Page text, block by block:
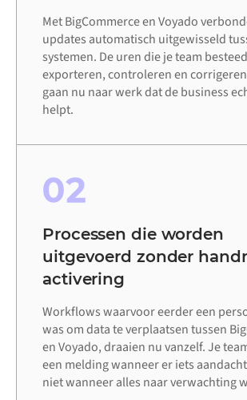
Met BigCommerce en Voyado
updates automatisch uitgewisseld
systemen. De uren die je team
exporteren, controleren en
gaan nu naar werk dat de business
helpt.
02
Processen die worden
uitgevoerd zonder
activering
Workflows waarvoor eerder een
was om data te verplaatsen tussen
en Voyado, draaien nu vanzelf. Je
een melding wanneer er iets
niet wanneer alles naar verwachting